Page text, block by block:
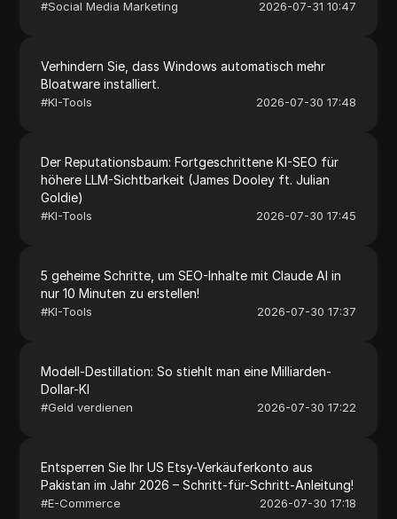
#Social Media Marketing 2026-07-31 10:47
Verhindern Sie, dass Windows automatisch mehr
Bloatware installiert.
#KI-Tools 2026-07-30 17:48
Der Reputationsbaum: Fortgeschrittene KI-SEO für
höhere LLM-Sichtbarkeit (James Dooley ft. Julian
Goldie)
#KI-Tools 2026-07-30 17:45
5 geheime Schritte, um SEO-Inhalte mit Claude AI in
nur 10 Minuten zu erstellen!
#KI-Tools 2026-07-30 17:37
Modell-Destillation: So stiehlt man eine Milliarden-
Dollar-KI
#Geld verdienen 2026-07-30 17:22
Entsperren Sie Ihr US Etsy-Verkäuferkonto aus
Pakistan im Jahr 2026 – Schritt-für-Schritt-Anleitung!
#E-Commerce 2026-07-30 17:18